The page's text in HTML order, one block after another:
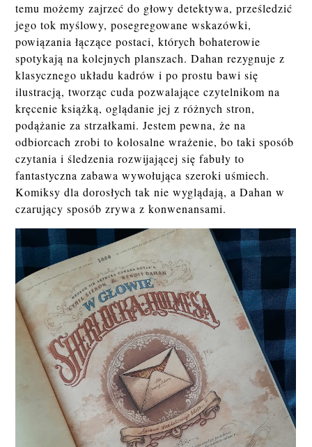
temu możemy zajrzeć do głowy detektywa, prześledzić
jego tok myślowy, posegregowane wskazówki,
powiązania łączące postaci, których bohaterowie
spotykają na kolejnych planszach. Dahan rezygnuje z
klasycznego układu kadrów i po prostu bawi się
ilustracją, tworząc cuda pozwalające czytelnikom na
kręcenie książką, oglądanie jej z różnych stron,
podążanie za strzałkami. Jestem pewna, że na
odbiorcach zrobi to kolosalne wrażenie, bo taki sposób
czytania i śledzenia rozwijającej się fabuły to
fantastyczna zabawa wywołująca szeroki uśmiech.
Komiksy dla dorosłych tak nie wyglądają, a Dahan w
czarujący sposób zrywa z konwenansami.